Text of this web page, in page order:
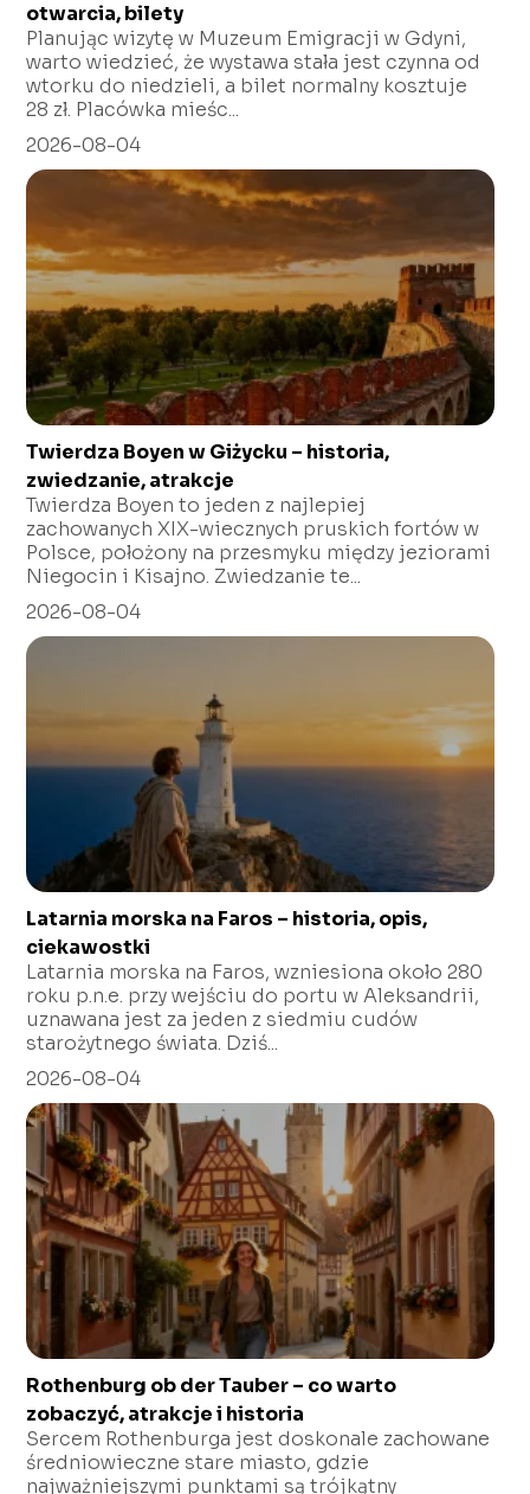
otwarcia, bilety
Planując wizytę w Muzeum Emigracji w Gdyni,
warto wiedzieć, że wystawa stała jest czynna od
wtorku do niedzieli, a bilet normalny kosztuje
28 zł. Placówka mieśc...
2026-08-04
Twierdza Boyen w Giżycku – historia,
zwiedzanie, atrakcje
Twierdza Boyen to jeden z najlepiej
zachowanych XIX-wiecznych pruskich fortów w
Polsce, położony na przesmyku między jeziorami
Niegocin i Kisajno. Zwiedzanie te...
2026-08-04
Latarnia morska na Faros – historia, opis,
ciekawostki
Latarnia morska na Faros, wzniesiona około 280
roku p.n.e. przy wejściu do portu w Aleksandrii,
uznawana jest za jeden z siedmiu cudów
starożytnego świata. Dziś...
2026-08-04
Rothenburg ob der Tauber – co warto
zobaczyć, atrakcje i historia
Sercem Rothenburga jest doskonale zachowane
średniowieczne stare miasto, gdzie
najważniejszymi punktami są trójkątny